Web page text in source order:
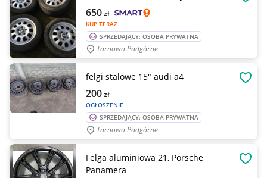
KUP TERAZ
650zł
SPRZEDAJĄCY: OSOBA PRYWATNA
Tarnowo Podgórne
felgi stalowe 15" audi a4
OGŁOSZENIE
200zł
SPRZEDAJĄCY: OSOBA PRYWATNA
Tarnowo Podgórne
Felga aluminiowa 21, Porsche
Panamera